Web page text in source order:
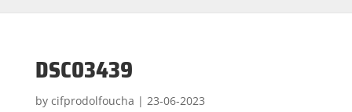
DSC03439
by cifprodolfoucha | 23-06-2023